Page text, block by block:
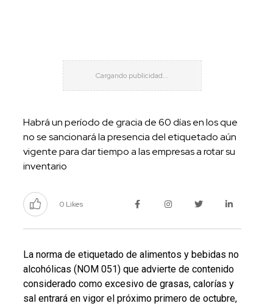
Habrá un período de gracia de 60 días en los que
no se sancionará la presencia del etiquetado aún
vigente para dar tiempo a las empresas a rotar su
inventario
0 Likes
La norma de etiquetado de alimentos y bebidas no
alcohólicas (NOM 051) que advierte de contenido
considerado como excesivo de grasas, calorías y
sal entrará en vigor el próximo primero de octubre,